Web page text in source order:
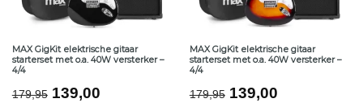
MAX GigKit elektrische gitaar
starterset met o.a. 40W versterker –
4/4
179,95 Oorspronkelijke
139,00Huidige
MAX GigKit elektrische gitaar
starterset met o.a. 40W versterker –
4/4
179,95 Oorspronkelijke
139,00Huidige